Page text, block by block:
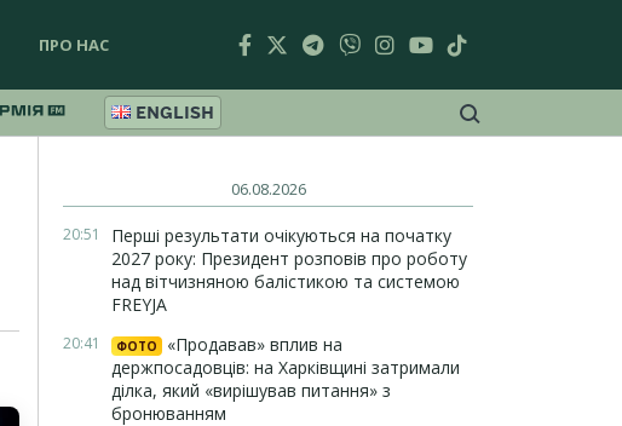
ПРО НАС
ENGLISH
06.08.2026
20:51
Перші результати очікуються на початку
2027 року: Президент розповів про роботу
над вітчизняною балістикою та системою
FREYJA
20:41 ФОТО
«Продавав» вплив на
держпосадовців: на Харківщині затримали
ділка, який «вирішував питання» з
бронюванням